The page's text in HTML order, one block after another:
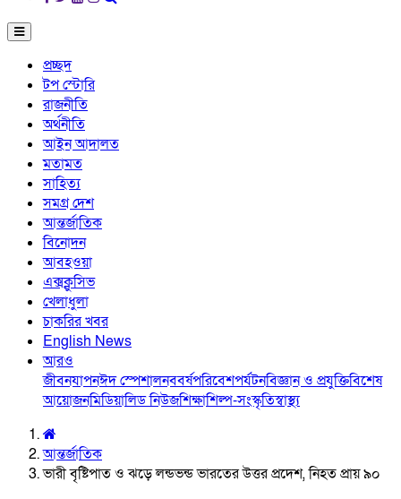
প্রচ্ছদ
টপ স্টোরি
রাজনীতি
অর্থনীতি
আইন আদালত
মতামত
সাহিত্য
সমগ্র দেশ
আন্তর্জাতিক
বিনোদন
আবহওয়া
এক্সক্লুসিভ
খেলাধুলা
চাকরির খবর
English News
আরও
জীবনযাপনঈদ স্পেশালনববর্ষপরিবেশপর্যটনবিজ্ঞান ও প্রযুক্তিবিশেষ
আয়োজনমিডিয়ালিড নিউজশিক্ষাশিল্প-সংস্কৃতিস্বাস্থ্য
আন্তর্জাতিক
ভারী বৃষ্টিপাত ও ঝড়ে লন্ডভন্ড ভারতের উত্তর প্রদেশ, নিহত প্রায় ৯০